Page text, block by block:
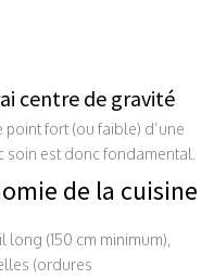
centre de gravité
fort (ou faible) d’une
est donc fondamental.
de la cuisine
long (150 cm minimum),
(ordures